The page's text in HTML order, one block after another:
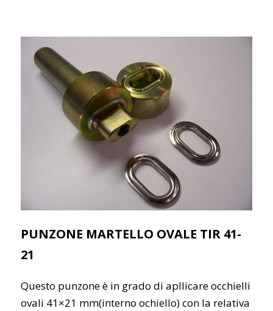
PUNZONE MARTELLO OVALE TIR 41-
21
Questo punzone è in grado di apllicare occhielli
ovali 41×21 mm(interno ochiello) con la relativa